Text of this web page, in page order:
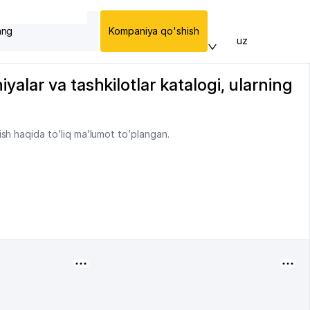
Kompaniya qo'shish
uz
va tashkilotlar katalogi, ularning
haqida to’liq ma’lumot to’plangan.